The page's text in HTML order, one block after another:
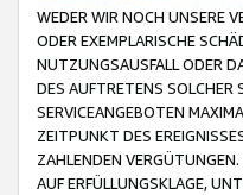
WEDER WIR NOCH UNSERE
ODER EXEMPLARISCHE
NUTZUNGSAUSFALL ODER
DES AUFTRETENS SOLCHER
SERVICEANGEBOTEN
ZEITPUNKT DES
ZAHLENDEN
AUF ERFÜLLUNGSKLAGE,